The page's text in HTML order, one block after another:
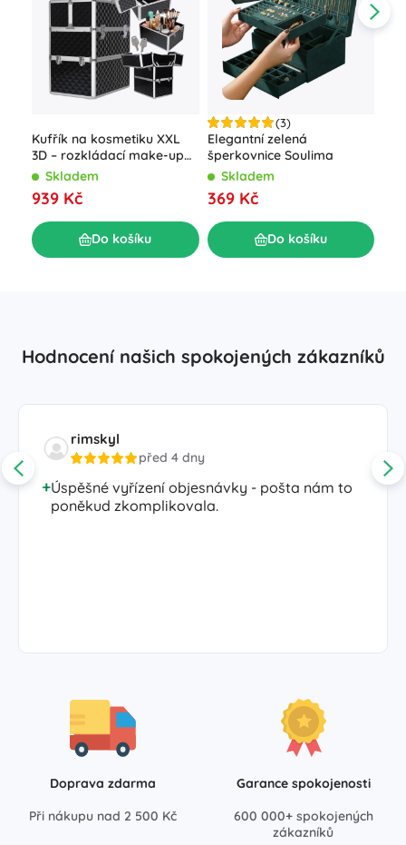
Kufřík na kosmetiku XXL
3D – rozkládací make-up
organizér se zámkem
Skladem
939 Kč
Do košíku
(3)
Elegantní zelená
šperkovnice Soulima
Skladem
369 Kč
Do košíku
Hodnocení našich spokojených zákazníků
rimskyl
před 4 dny
Úspěšné vyřízení objesnávky - pošta nám to
poněkud zkomplikovala.
Doprava zdarma
Při nákupu nad 2 500 Kč
Garance spokojenosti
600 000+ spokojených
zákazníků